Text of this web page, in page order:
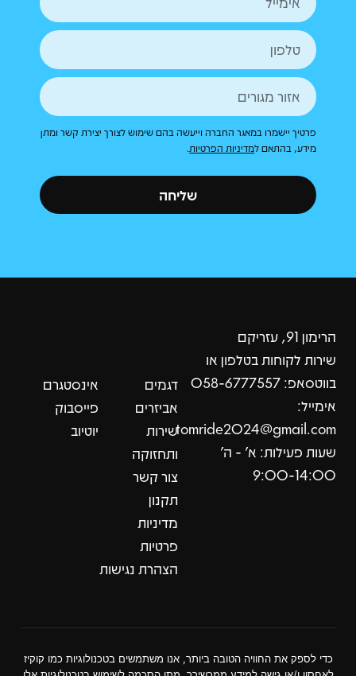
פרטיך יישמרו במאגר החברה וייעשה בהם שימוש לצורך יצירת קשר ומתן
מידע, בהתאם למדיניות הפרטיות.
שליחה
הרימון 91, עזריקם
שירות לקוחות בטלפון או
בווטסאפ: 058-6777557
אימייל:
tomride2024@gmail.com
שעות פעילות: א׳ - ה׳
9:00-14:00
דגמים
אביזרים
שירות
ותחזוקה
צור קשר
תקנון
מדיניות
פרטיות
הצהרת נגישות
אינסטגרם
פייסבוק
יוטיוב
כדי לספק את החוויה הטובה ביותר, אנו משתמשים בטכנולוגיות כמו קוקיז